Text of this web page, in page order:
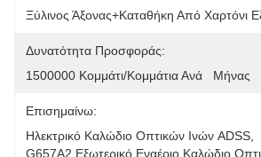
Ξύλινος Άξονας+Καταθήκη Από Χαρτόνι
Δυνατότητα Προσφοράς:
1500000 Κομμάτι/κομμάτια Ανά   Μήνας
Επισημαίνω:
Ηλεκτρικό Καλώδιο Οπτικών Ινών ADSS
G657A2 Εξωτερικό Εναέριο Καλώδιο